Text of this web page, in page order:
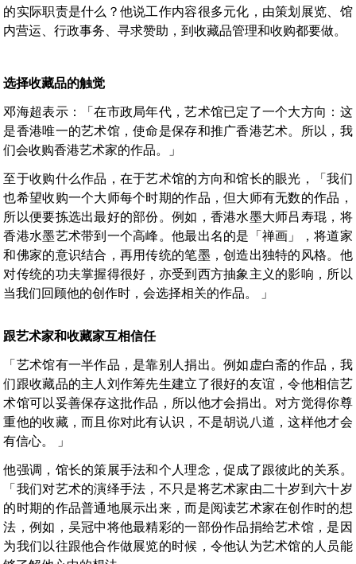
的实际职责是什么？他说工作内容很多元化，由策划展览、馆
内营运、行政事务、寻求赞助，到收藏品管理和收购都要做。
选择收藏品的触觉
邓海超表示：「在市政局年代，艺术馆已定了一个大方向：这
是香港唯一的艺术馆，使命是保存和推广香港艺术。所以，我
们会收购香港艺术家的作品。」
至于收购什么作品，在于艺术馆的方向和馆长的眼光，「我们
也希望收购一个大师每个时期的作品，但大师有无数的作品，
所以便要拣选出最好的部份。例如，香港水墨大师吕寿琨，将
香港水墨艺术带到一个高峰 。他最出名的是「禅画」，将道家
和佛家的意识结合，再用传统的笔墨，创造出独特的风格。他
对传统的功夫掌握得很好，亦受到西方抽象主义的影响，所以
当我们回顾他的创作时，会选择相关的作品。 」
跟艺术家和收藏家互相信任
「艺术馆有一半作品，是靠别人捐出。例如虚白斋的作品，我
们跟收藏品的主人刘作筹先生建立了很好的友谊，令他相信艺
术馆可以妥善保存这批作品，所以他才会捐出。对方觉得你尊
重他的收藏，而且你对此有认识，不是胡说八道，这样他才会
有信心。 」
他强调，馆长的策展手法和个人理念，促成了跟彼此的关系。
「我们对艺术的演绎手法，不只是将艺术家由二十岁到六十岁
的时期的作品普通地展示出来，而是阅读艺术家在创作时的想
法，例如，吴冠中将他最精彩的一部份作品捐给艺术馆，是因
为我们以往跟他合作做展览的时候，令他认为艺术馆的人员能